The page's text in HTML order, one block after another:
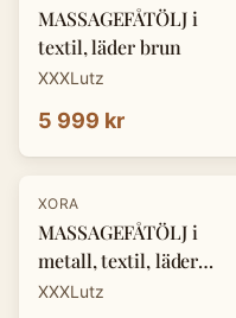
MASSAGEFÅTÖLJ i
textil, läder brun
XXXLutz
5 999 kr
-30%
XORA
MASSAGEFÅTÖLJ i
metall, textil, läder
mörkgrå
XXXLutz